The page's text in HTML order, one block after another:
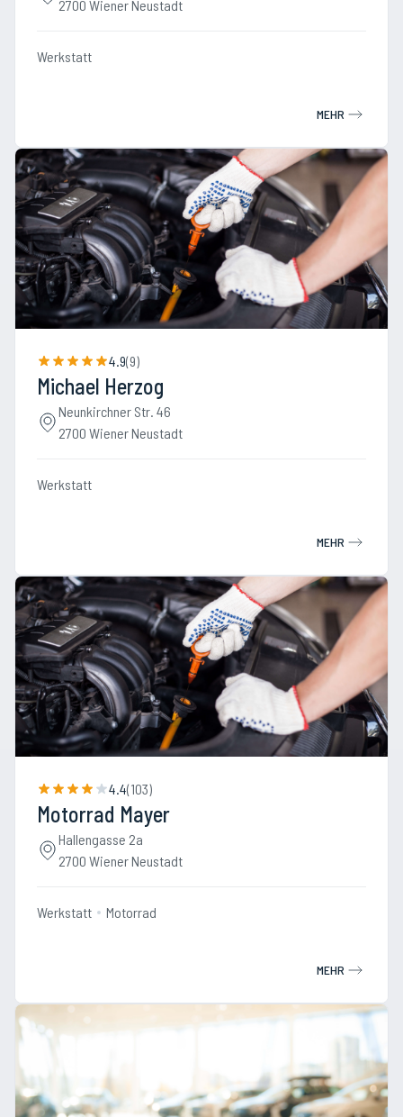
2700 Wiener Neustadt
Werkstatt
MEHR
4.9(9)
Michael Herzog
Neunkirchner Str. 46
2700 Wiener Neustadt
Werkstatt
MEHR
4.4(103)
Motorrad Mayer
Hallengasse 2a
2700 Wiener Neustadt
Werkstatt Motorrad
MEHR